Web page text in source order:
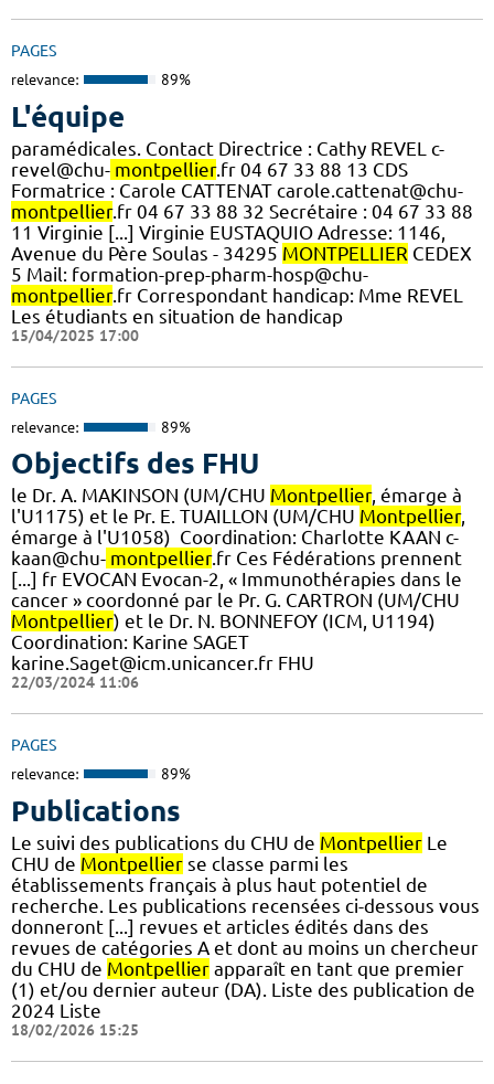
PAGES
relevance: 89%
L'équipe
paramédicales. Contact Directrice : Cathy REVEL c-
revel@chu- montpellier.fr 04 67 33 88 13 CDS
Formatrice : Carole CATTENAT carole.cattenat@chu-
montpellier.fr 04 67 33 88 32 Secrétaire : 04 67 33 88
11 Virginie [...] Virginie EUSTAQUIO Adresse: 1146,
Avenue du Père Soulas - 34295 MONTPELLIER CEDEX
5 Mail: formation-prep-pharm-hosp@chu-
montpellier.fr Correspondant handicap: Mme REVEL
Les étudiants en situation de handicap
15/04/2025 17:00
PAGES
relevance: 89%
Objectifs des FHU
le Dr. A. MAKINSON (UM/CHU Montpellier, émarge à
l'U1175) et le Pr. E. TUAILLON (UM/CHU Montpellier,
émarge à l'U1058) ​ Coordination: Charlotte KAAN c-
kaan@chu- montpellier.fr Ces Fédérations prennent
[...] fr EVOCAN Evocan-2, « Immunothérapies dans le
cancer » coordonné par le Pr. G. CARTRON (UM/CHU
Montpellier) et le Dr. N. BONNEFOY (ICM, U1194)
Coordination: Karine SAGET
karine.Saget@icm.unicancer.fr FHU
22/03/2024 11:06
PAGES
relevance: 89%
Publications
Le suivi des publications du CHU de Montpellier Le
CHU de Montpellier se classe parmi les
établissements français à plus haut potentiel de
recherche. Les publications recensées ci-dessous vous
donneront [...] revues et articles édités dans des
revues de catégories A et dont au moins un chercheur
du CHU de Montpellier apparaît en tant que premier
(1) et/ou dernier auteur (DA). Liste des publication de
2024 Liste
18/02/2026 15:25